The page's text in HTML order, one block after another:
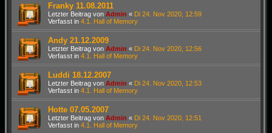
Franky 11.08.2011
Letzter Beitrag von Admin « Di 24. Nov 2020, 12:59
Verfasst in 4.1. Hall of Memory
Andy 21.12.2009
Letzter Beitrag von Admin « Di 24. Nov 2020, 12:56
Verfasst in 4.1. Hall of Memory
Luddi 18.12.2007
Letzter Beitrag von Admin « Di 24. Nov 2020, 12:53
Verfasst in 4.1. Hall of Memory
Hotte 07.05.2007
Letzter Beitrag von Admin « Di 24. Nov 2020, 12:51
Verfasst in 4.1. Hall of Memory